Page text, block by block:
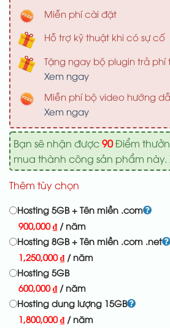
Miễn phí cài đặt
Hỗ trợ kỹ thuật khi có sự cố
Tặng ngay bộ plugin trả phí
Xem ngay
Miễn phí bộ video hướng
Xem ngay
Bạn sẽ nhận được90Điểm
mua thành công sản phẩm này.
Thêm tùy chọn
Hosting 5GB + Tên miền .com
900,000₫ / năm
Hosting 8GB + Tên miền .com .net
1,250,000₫ / năm
Hosting 5GB
600,000₫ / năm
Hosting dung lượng 15GB
1,800,000₫ / năm